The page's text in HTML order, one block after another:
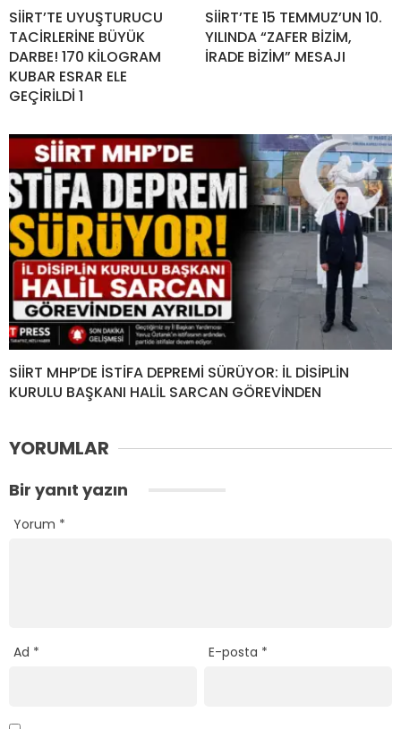
SİİRT’TE UYUŞTURUCU
TACİRLERİNE BÜYÜK
DARBE! 170 KİLOGRAM
KUBAR ESRAR ELE
GEÇİRİLDİ 1
SİİRT’TE 15 TEMMUZ’UN 10.
YILINDA “ZAFER BİZİM,
İRADE BİZİM” MESAJI
SİİRT MHP’DE İSTİFA DEPREMİ SÜRÜYOR: İL DİSİPLİN
KURULU BAŞKANI HALİL SARCAN GÖREVİNDEN
YORUMLAR
Bir yanıt yazın
Yorum *
Ad * E-posta *